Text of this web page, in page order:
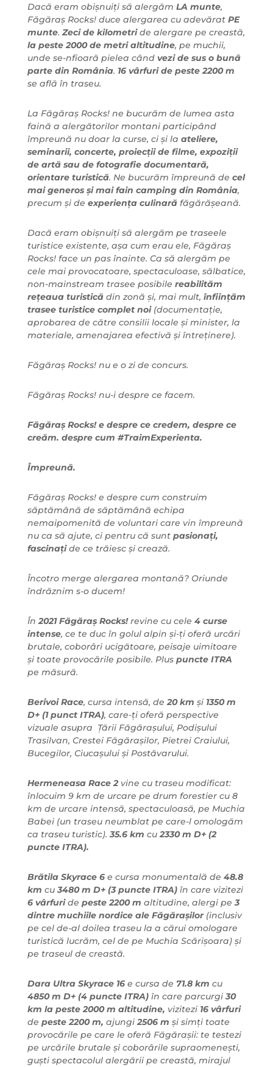
Dacă eram obișnuiți să alergăm LA munte,
Făgăraș Rocks! duce alergarea cu adevărat PE
munte. Zeci de kilometride alergare pe creastă,
la peste 2000 de metri altitudine, pe muchii,
unde se-nfioară pielea când vezi de sus o bună
parte din România. 16 vârfuri de peste 2200 m
se află în traseu.
La Făgăraș Rocks! ne bucurăm de lumea asta
faină a alergătorilor montani participând
împreună nu doar la curse, ci și la ateliere,
seminarii, concerte, proiecții de filme, expoziții
de artă sau de fotografie documentară,
orientare turistică. Ne bucurăm împreună de cel
mai generos și mai fain camping din România,
precum și de experiența culinarăfăgărășeană.
Dacă eram obișnuiți să alergăm pe traseele
turistice existente, așa cum erau ele, Făgăraș
Rocks! face un pas înainte. Ca să alergăm pe
cele mai provocatoare, spectaculoase, sălbatice,
non-mainstream trasee posibile reabilităm
rețeaua turisticădin zonă și, mai mult, înființăm
trasee turistice complet noi(documentație,
aprobarea de către consilii locale și minister, la
materiale, amenajarea efectivă și întreținere).
Făgăraș Rocks! nu e o zi de concurs.
Făgăraș Rocks! nu-i despre ce facem.
Făgăraș Rocks! e despre ce credem, despre ce
creăm. despre cum #TraimExperienta.
Împreună.
Făgăraș Rocks! e despre cum construim
săptămână de săptămână echipa
nemaipomenită de voluntari care vin împreună
nu ca să ajute, ci pentru că sunt pasionați,
fascinațide ce trăiesc și crează.
Încotro merge alergarea montană? Oriunde
îndrăznim s-o ducem!
În2021 Făgăraș Rocks!revine cu cele 4 curse
intense, ce te duc în golul alpin și-ți oferă urcări
brutale, coborâri ucigătoare, peisaje uimitoare
și toate provocările posibile. Plus puncte ITRA
pe măsură.
Berivoi Race, cursa intensă, de20 km și 1350 m
D+ (1 punct ITRA), care-ți oferă perspective
vizuale asupra Țării Făgărașului, Podișului
Trasilvan, Crestei Făgărașilor, Pietrei Craiului,
Bucegilor, Ciucașului și Postăvarului.
Hermeneasa Race 2 vine cu traseu modificat:
înlocuim 9 km de urcare pe drum forestier cu 8
km de urcare intensă, spectaculoasă, pe Muchia
Babei (un traseu neumblat pe care-l omologăm
ca traseu turistic).35.6 km cu2330 m D+ (2
puncte ITRA).
Brătila Skyrace 6e cursa monumentală de 48.8
km cu3480 m D+ (3 puncte ITRA)în care vizitezi
6 vârfuride peste 2200 m altitudine, alergi pe3
dintre muchiile nordice ale Făgărașilor(inclusiv
pe cel de-al doilea traseu la a cărui omologare
turistică lucrăm, cel de pe Muchia Scărișoara) și
pe traseul de creastă.
Dara Ultra Skyrace 16e cursa de 71.8 km cu
4850 m D+ (4 puncte ITRA) în care parcurgi30
km la peste 2000 m altitudine, vizitezi 16 vârfuri
de peste 2200 m, ajungi2506 m și simți toate
provocările pe care le oferă Făgărașii: te testezi
pe urcările brutale și coborârile supraomenești,
guști spectacolul alergării pe creastă, mirajul